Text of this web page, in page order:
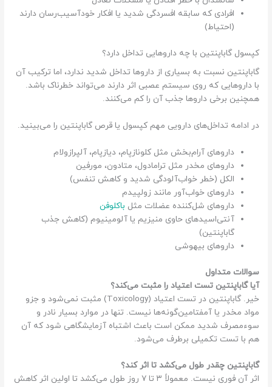
افرادی که سابقه افسردگی شدید یا افکار خودآسیب‌رسان دارند
(احتیاط)
کپسول گاباپنتین با چه داروهایی تداخل دارد؟
گاباپنتین نسبت به بسیاری از داروها تداخل شدید ندارد، اما ترکیب آن
با داروهایی که روی سیستم عصبی اثر دارند می‌تواند خطرناک باشد.
همچنین برخی داروها جذب آن را کم می‌کنند.
در ادامه تداخل‌های دارویی مهم کپسول یا قرص گاباپنتین را می‌بینید.
داروهای آرام‌بخش مثل کلونازپام، دیازپام، آلپرازولام
داروهای مخدر مثل ترامادول، متادون، مورفین
الکل (خطر خواب‌آلودگی شدید و کاهش تنفس)
داروهای خواب‌آور مانند زولپیدم
داروهای شل‌کننده عضلات مثل باکلوفن
آنتی‌اسیدهای حاوی منیزیم یا آلومینیوم (کاهش جذب
گاباپنتین)
داروهای بیهوشی
سوالات متداول
آیا گاباپنتین تست اعتیاد را مثبت می‌کند؟
خیر. گاباپنتین در تست اعتیاد (Toxicology) مثبت نمی‌شود و جزو
مواد مخدر یا آمفتامین‌گونه‌ها نیست. تنها در موارد بسیار نادر و
سوءمصرف شدید ممکن است باعث اشتباه آزمایشگاهی شود که آن
هم با تست تکمیلی برطرف می‌شود.
گاباپنتین چقدر طول می‌کشد تا اثر کند؟
اثر آن فوری نیست. معمولاً ۳ تا ۷ روز طول می‌کشد تا اولین اثر کاهش